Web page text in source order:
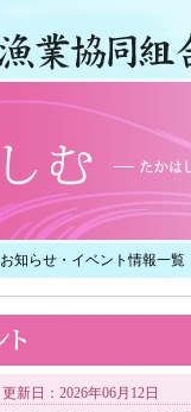
お知らせ・イベント情報一覧
更新日：2026年06月12日